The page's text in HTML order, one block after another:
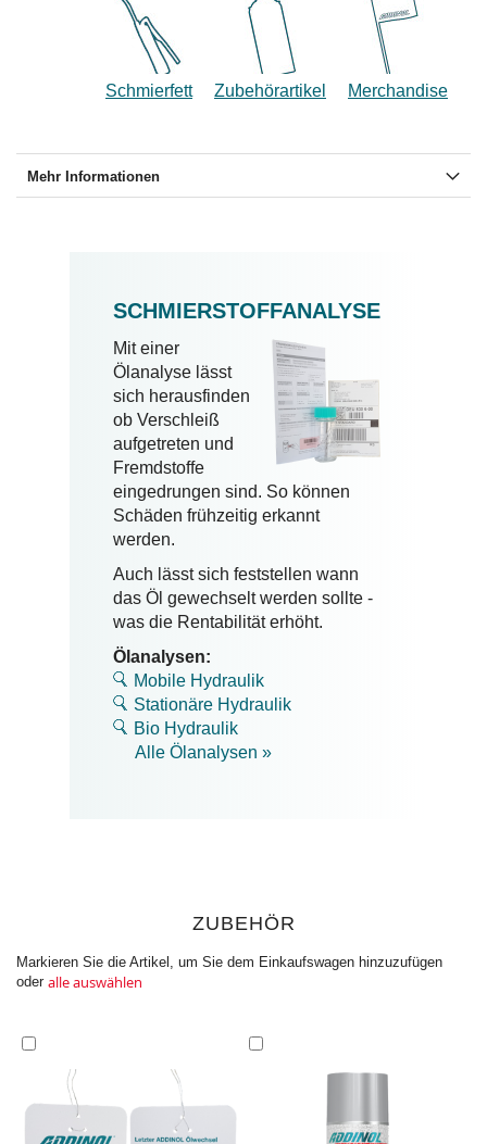
Schmierfett Zubehörartikel Merchandise
Mehr Informationen
SCHMIERSTOFFANALYSE
Mit einer
Ölanalyse lässt
sich herausfinden
ob Verschleiß
aufgetreten und
Fremdstoffe
eingedrungen sind. So können
Schäden frühzeitig erkannt
werden.
Auch lässt sich feststellen wann
das Öl gewechselt werden sollte -
was die Rentabilität erhöht.
Ölanalysen:
Mobile Hydraulik
Stationäre Hydraulik
Bio Hydraulik
Alle Ölanalysen »
ZUBEHÖR
Markieren Sie die Artikel, um Sie dem Einkaufswagen hinzuzufügen
oder alle auswählen
Einkaufswagen
Einkaufswagen